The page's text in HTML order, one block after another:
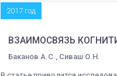
2017 год
ВЗАИМОСВЯЗЬ
Баканов А.С., Сиваш О.Н.